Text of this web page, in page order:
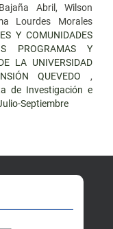
Abril, Wilson
Lourdes Morales
Y COMUNIDADES
PROGRAMAS Y
LA UNIVERSIDAD
QUEVEDO ,
de Investigación e
Septiembre